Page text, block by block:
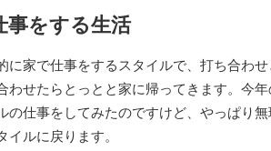
事をする生活
に家で仕事をするスタイルで、打ち合わ
わせたらとっとと家に帰ってきます。今
の仕事をしてみたのですけど、やっぱり
イルに戻ります。